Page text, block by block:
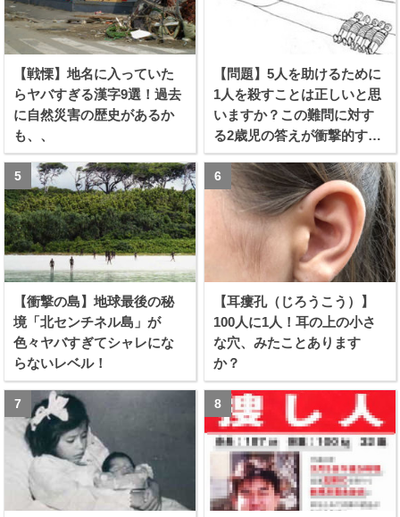
【戦慄】地名に入っていた
らヤバすぎる漢字9選！過去
に自然災害の歴史があるか
も、、
【問題】5人を助けるために
1人を殺すことは正しいと思
いますか？この難問に対す
る2歳児の答えが衝撃的すぎ
る！！
【衝撃の島】地球最後の秘
境「北センチネル島」が
色々ヤバすぎてシャレにな
らないレベル！
【耳瘻孔（じろうこう）】
100人に1人！耳の上の小さ
な穴、みたことあります
か？